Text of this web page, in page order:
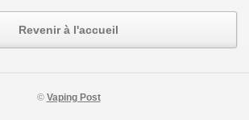
Revenir à l'accueil
© Vaping Post